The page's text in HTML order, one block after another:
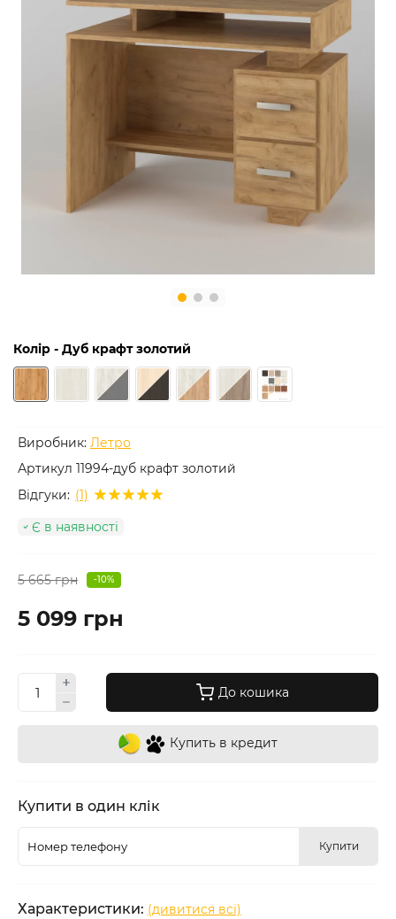
Колір - Дуб крафт золотий
Виробник: Летро
Артикул 11994-дуб крафт золотий
Відгуки: (1)
Є в наявності
5 665 грн -10%
5 099 грн
До кошика
Купить в кредит
Купити в один клік
Купити
Характеристики: (дивитися всі)